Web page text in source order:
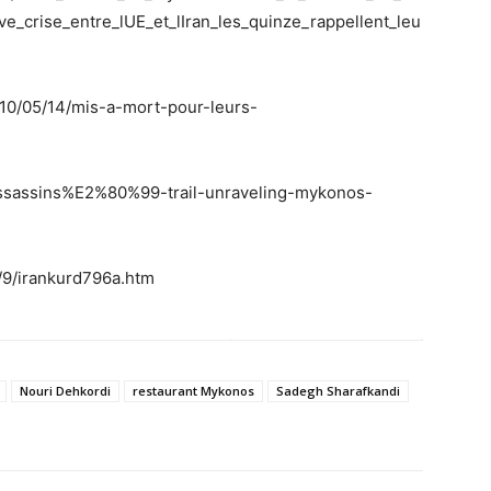
05/14/mis-a-mort-pour-leurs-
trail-unraveling-mykonos-
irankurd796a.htm
Nouri Dehkordi restaurant Mykonos Sadegh Sharafkandi